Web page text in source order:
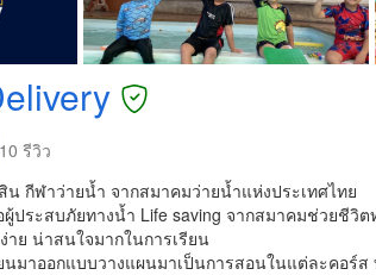
10 รีวิว
กีฬาว่ายน้ำ จากสมาคมว่ายน้ำแห่งประเทศไทย
ผู้ประสบภัยทางน้ำ Life saving จากสมาคมช่วยชีวิต
าย น่าสนใจมากในการเรียน
นมาออกแบบวางแผนมาเป็นการสอนในแต่ละคอร์